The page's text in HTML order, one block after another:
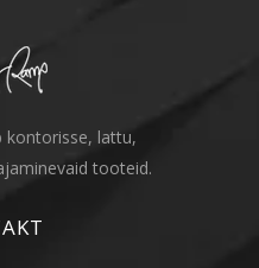
kontorisse, lattu,
tooteid.